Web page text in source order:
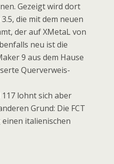
Gezeigt wird dort
die mit dem neuen
der auf XMetaL von
neu ist die
9 aus dem Hause
Querverweis-
lohnt sich aber
Grund: Die FCT
italienischen